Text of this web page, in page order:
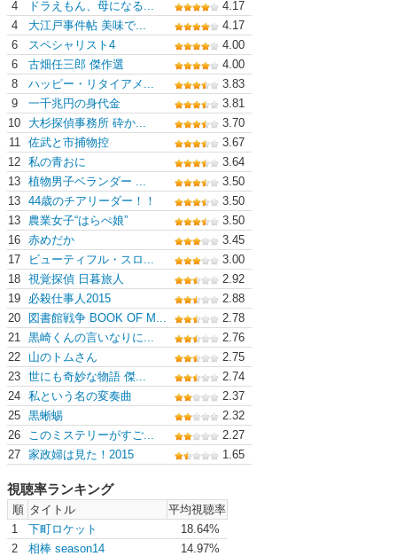
4
ドラえもん、母になる...
4.17
4
大江戸事件帖 美味で...
4.17
6
スペシャリスト4
4.00
6
古畑任三郎 傑作選
4.00
8
ハッピー・リタイアメ...
3.83
9
一千兆円の身代金
3.81
10
大杉探偵事務所 砕か...
3.70
11
佐武と市捕物控
3.67
12 私の青おに
3.64
13 植物男子ベランダー ...
3.50
13 44歳のチアリーダー！！
3.50
13
農業女子“はらぺ娘”
3.50
16 赤めだか
3.45
17
ビューティフル・スロ...
3.00
18 視覚探偵 日暮旅人
2.92
19
必殺仕事人2015
2.88
20
図書館戦争 BOOK OF M...
2.78
21 黒崎くんの言いなりに...
2.76
22
山のトムさん
2.75
23 世にも奇妙な物語 傑...
2.74
24 私という名の変奏曲
2.37
25 黒蜥蜴
2.32
26
このミステリーがすご...
2.27
27 家政婦は見た！2015 1.65
視聴率ランキング
順 タイトル
平均視聴率
1
下町ロケット
18.64%
2
相棒 season14
14.97%